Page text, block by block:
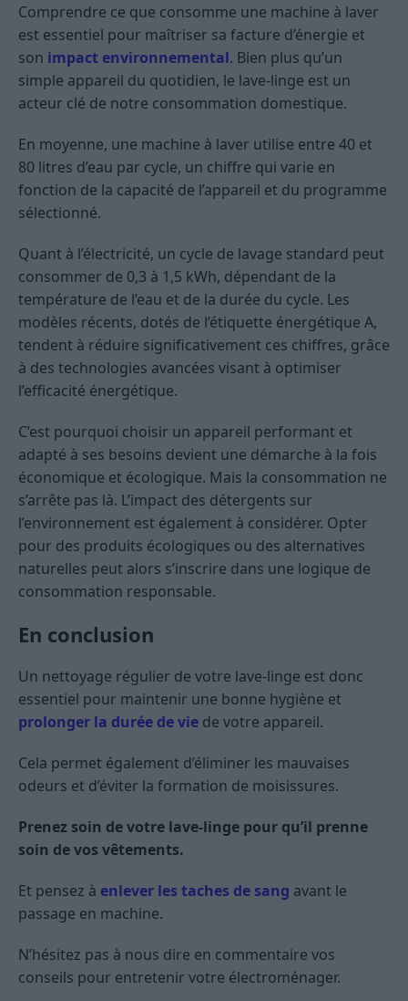
Comprendre ce que consomme une machine à laver
est essentiel pour maîtriser sa facture d’énergie et
son impact environnemental. Bien plus qu’un
simple appareil du quotidien, le lave-linge est un
acteur clé de notre consommation domestique.
En moyenne, une machine à laver utilise entre 40 et
80 litres d’eau par cycle, un chiffre qui varie en
fonction de la capacité de l’appareil et du programme
sélectionné.
Quant à l’électricité, un cycle de lavage standard peut
consommer de 0,3 à 1,5 kWh, dépendant de la
température de l’eau et de la durée du cycle. Les
modèles récents, dotés de l’étiquette énergétique A,
tendent à réduire significativement ces chiffres, grâce
à des technologies avancées visant à optimiser
l’efficacité énergétique.
C’est pourquoi choisir un appareil performant et
adapté à ses besoins devient une démarche à la fois
économique et écologique. Mais la consommation ne
s’arrête pas là. L’impact des détergents sur
l’environnement est également à considérer. Opter
pour des produits écologiques ou des alternatives
naturelles peut alors s’inscrire dans une logique de
consommation responsable.
En conclusion
Un nettoyage régulier de votre lave-linge est donc
essentiel pour maintenir une bonne hygiène et
prolonger la durée de vie de votre appareil.
Cela permet également d’éliminer les mauvaises
odeurs et d’éviter la formation de moisissures.
Prenez soin de votre lave-linge pour qu’il prenne
soin de vos vêtements.
Et pensez à enlever les taches de sang avant le
passage en machine.
N’hésitez pas à nous dire en commentaire vos
conseils pour entretenir votre électroménager.